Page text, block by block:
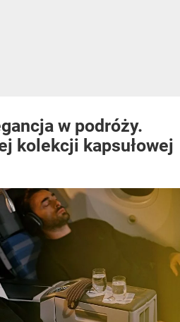
w podróży.
kolekcji kapsułowej